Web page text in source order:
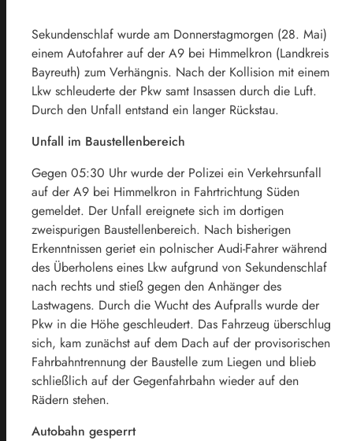
Sekundenschlaf wurde am Donnerstagmorgen (28. Mai)
einem Autofahrer auf der A9 bei Himmelkron (Landkreis
Bayreuth) zum Verhängnis. Nach der Kollision mit einem
Lkw schleuderte der Pkw samt Insassen durch die Luft.
Durch den Unfall entstand ein langer Rückstau.
Unfall im Baustellenbereich
Gegen 05:30 Uhr wurde der Polizei ein Verkehrsunfall
auf der A9 bei Himmelkron in Fahrtrichtung Süden
gemeldet. Der Unfall ereignete sich im dortigen
zweispurigen Baustellenbereich. Nach bisherigen
Erkenntnissen geriet ein polnischer Audi-Fahrer während
des Überholens eines Lkw aufgrund von Sekundenschlaf
nach rechts und stieß gegen den Anhänger des
Lastwagens. Durch die Wucht des Aufpralls wurde der
Pkw in die Höhe geschleudert. Das Fahrzeug überschlug
sich, kam zunächst auf dem Dach auf der provisorischen
Fahrbahntrennung der Baustelle zum Liegen und blieb
schließlich auf der Gegenfahrbahn wieder auf den
Rädern stehen.
Autobahn gesperrt